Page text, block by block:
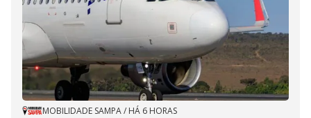
MOBILIDADE SAMPA/ HÁ 6 HORAS